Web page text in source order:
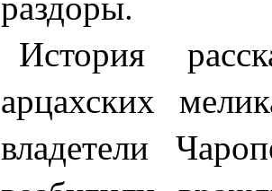
История
арцахских
владетели